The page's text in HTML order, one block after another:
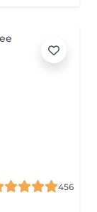
456